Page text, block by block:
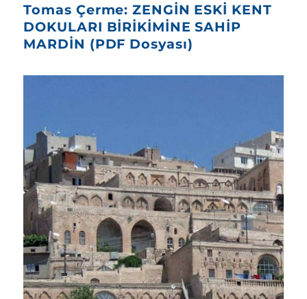
Tomas Çerme: ZENGİN ESKİ KENT
DOKULARI BİRİKİMİNE SAHİP
MARDİN (PDF Dosyası)